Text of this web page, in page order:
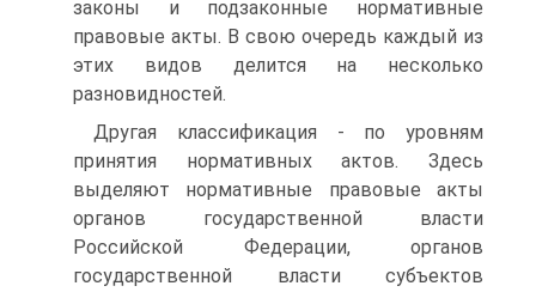
законы и подзаконные нормативные
правовые акты. В свою очередь каждый из
этих видов делится на несколько
разновидностей.
Другая классификация - по уровням
принятия нормативных актов. Здесь
выделяют нормативные правовые акты
органов государственной власти
Российской Федерации, органов
государственной власти субъектов